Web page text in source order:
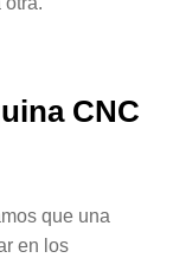
CNC
que una
en los